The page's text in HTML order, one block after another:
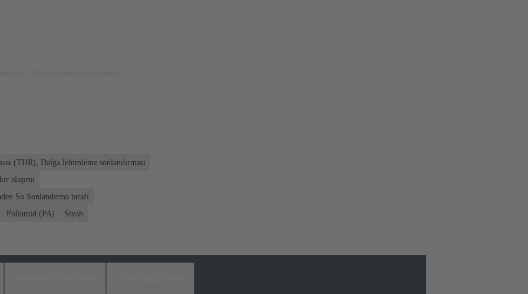
(THR), Dalga lehimleme sonlandırması
alaşımı
Sn Sonlandırma tarafı
Poliamid (PA) Siyah